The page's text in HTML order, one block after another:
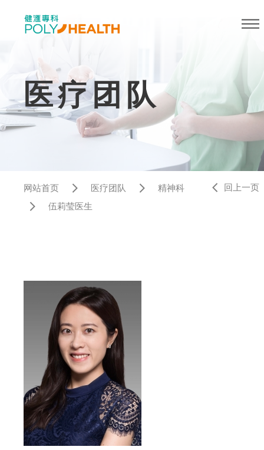
医疗团队
网站首页 医疗团队
精神科
伍莉莹医生
回上一页